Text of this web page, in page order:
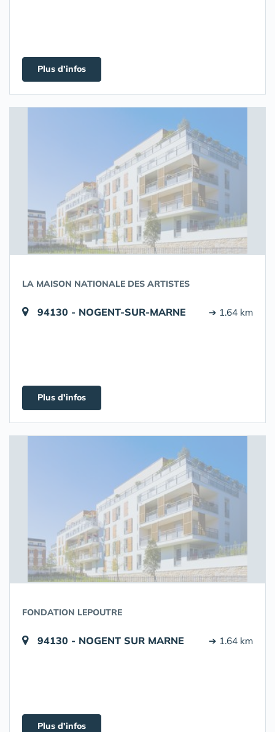
Plus d'infos
LA MAISON NATIONALE DES ARTISTES
94130 - NOGENT-SUR-MARNE ➔ 1.64 km
Plus d'infos
FONDATION LEPOUTRE
94130 - NOGENT SUR MARNE ➔ 1.64 km
Plus d'infos